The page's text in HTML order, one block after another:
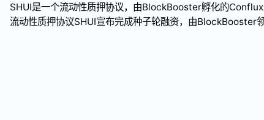
SHUI是一个流动性质押协议，由BlockBooster孵化的
流动性质押协议SHUI宣布完成种子轮融资，由BlockBooster